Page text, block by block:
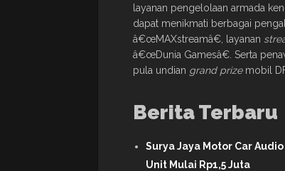
layanan pengelolaan armada
dapat menikmati berbagai
â€œMAXstreamâ€, layanan
â€œDunia Gamesâ€. Serta
pula undian grand prizemobil
Berita Terbaru
Surya Jaya Motor Car
Unit Mulai Rp1,5 Juta